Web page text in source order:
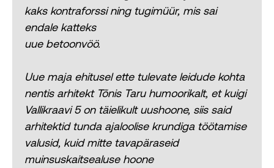
kaks kontraforssi ning tugimüür, mis sai
endale katteks
uue betoonvöö.
Uue maja ehitusel ette tulevate leidude kohta
nentis arhitekt Tõnis Taru humoorikalt, et kuigi
Vallikraavi 5 on täielikult uushoone, siis said
arhitektid tunda ajaloolise krundiga töötamise
valusid, kuid mitte tavapäraseid
muinsuskaitsealuse hoone